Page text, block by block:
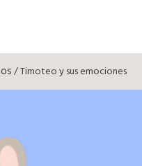
/ Timoteo y sus emociones